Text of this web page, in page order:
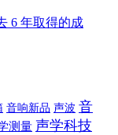
6 年取得的成
音响新品 声波 音
测量 声学科技